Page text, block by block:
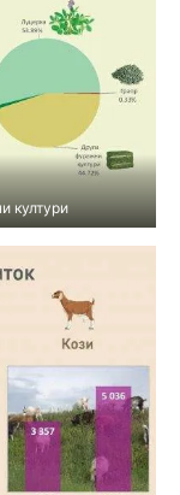
култури